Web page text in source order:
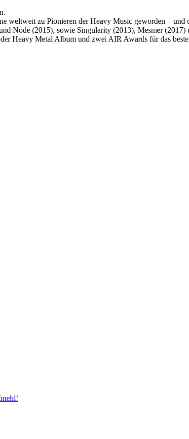
zu Pionieren der Heavy Music geworden – und
Node (2015), sowie Singularity (2013), Mesmer (2017)
Heavy Metal Album und zwei AIR Awards für das